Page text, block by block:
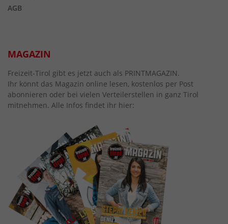
AGB
MAGAZIN
Freizeit-Tirol gibt es jetzt auch als PRINTMAGAZIN.
Ihr könnt das Magazin online lesen, kostenlos per Post
abonnieren oder bei vielen Verteilerstellen in ganz Tirol
mitnehmen. Alle Infos findet ihr hier: